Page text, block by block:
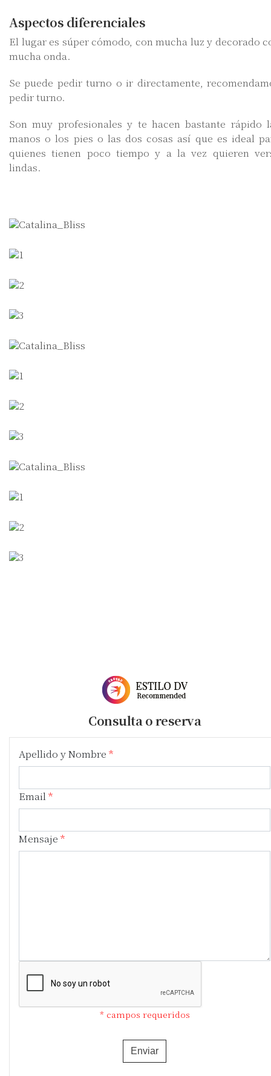
Aspectos diferenciales
El lugar es súper cómodo, con mucha luz y decorado
mucha onda.
Se puede pedir turno o ir directamente,
pedir turno.
Son muy profesionales y te hacen bastante rápido
manos o los pies o las dos cosas así que es ideal
quienes tienen poco tiempo y a la vez quieren
lindas.
Consulta o reserva
Apellido y Nombre
Email
Mensaje
* campos requeridos
Enviar